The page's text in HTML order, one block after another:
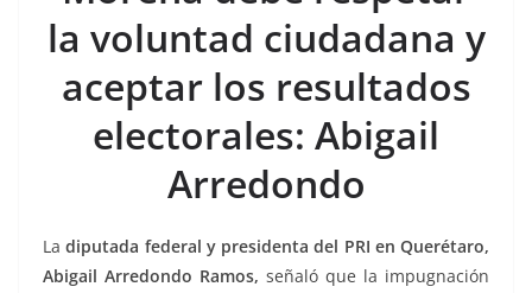
b
o
o
k
A
p
p
n
g
er
a
m
ar
tir
la voluntad ciudadana y
aceptar los resultados
electorales: Abigail
Arredondo
Ladiputada federal y presidenta del PRI en Querétaro,
Abigail Arredondo Ramos, señaló que la impugnación